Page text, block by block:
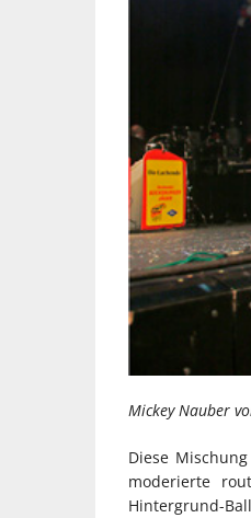
Mickey Nauber
Diese
moderierte
Hintergrund-